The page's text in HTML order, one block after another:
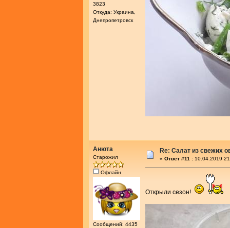
3823
Откуда: Украина,
Днепропетровск
Анюта
Старожил
Офлайн
Сообщений: 4435
Re: Салат из свежих
« Ответ #11 : 10.04.2019
Открыли сезон!